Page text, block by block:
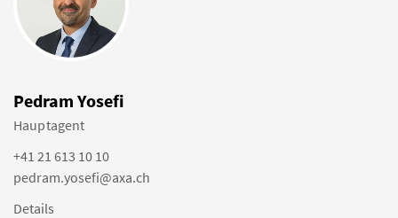
Pedram Yosefi
Hauptagent
+41 21 613 10 10
pedram.yosefi@axa.ch
Details